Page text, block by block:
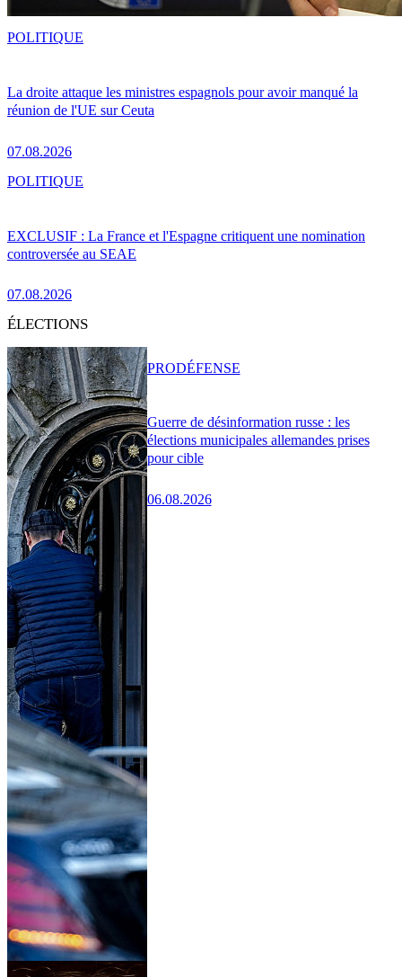
La droite attaque les ministres espagnols pour avoir manqué la
réunion de l'UE sur Ceuta
07.08.2026
POLITIQUE
EXCLUSIF : La France et l'Espagne critiquent une nomination
controversée au SEAE
07.08.2026
POLITIQUE
ÉLECTIONS
Guerre de désinformation russe : les
élections municipales allemandes prises
pour cible
06.08.2026
PRODÉFENSE